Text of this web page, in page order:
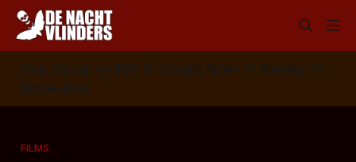
Volg ons op: 📣 RSS 📰 Google News 🦋 Bluesky
✉️
Nieuwsbrief
FILMS